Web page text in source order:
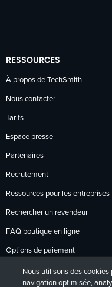
RESSOURCES
À propos de TechSmith
Nous contacter
Tarifs
Espace presse
Partenaires
Recrutement
Ressources pour les entreprises
Rechercher un revendeur
FAQ boutique en ligne
Options de paiement
Politique de retour
Nous utilisons des
navigation optimisée,